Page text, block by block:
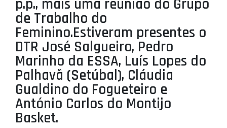
SELEÇÕES
MINIBASQUETE
ÁREA TÉCNICA
PROJETOS
LIGA BETCLIC MASCULINA
LIGA BETCLIC FEMININA
p.p., mais uma reunião do Grupo
de Trabalho do
Feminino.Estiveram presentes o
DTR José Salgueiro, Pedro
Marinho da ESSA, Luís Lopes do
Palhavã (Setúbal), Cláudia
Gualdino do Fogueteiro e
António Carlos do Montijo
Basket.